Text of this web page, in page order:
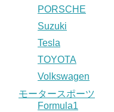
PORSCHE
Suzuki
Tesla
TOYOTA
Volkswagen
モータースポーツ
Formula1